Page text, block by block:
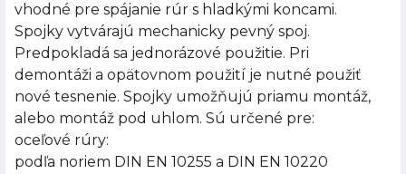
vhodné pre spájanie rúr s hladkými koncami.
Spojky vytvárajú mechanicky pevný spoj.
Predpokladá sa jednorázové použitie. Pri
demontáži a opätovnom použití je nutné použiť
nové tesnenie. Spojky umožňujú priamu montáž,
alebo montáž pod uhlom. Sú určené pre:
oceľové rúry:
podľa noriem DIN EN 10255 a DIN EN 10220